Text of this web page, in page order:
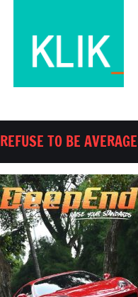
REFUSE TO BE AVERAGE